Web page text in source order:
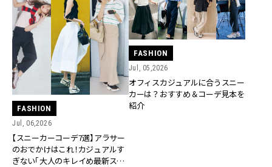
FASHION
Jul, 06,2026
【スニーカーコーデ7選】アラサー
のおでかけはこれ！カジュアルす
ぎない「大人のキレイめ最新スタ
FASHION
Jul, 05,2026
オフィスカジュアルに合うスニー
カーは？おすすめ＆コーデ見本を
紹介